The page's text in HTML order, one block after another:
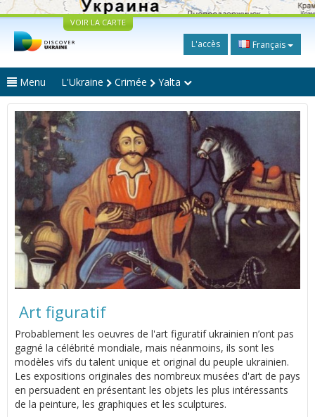
VOIR LA CARTE
L'accès Français
Menu L'Ukraine Crimée Yalta
Art figuratif
Probablement les oeuvres de l'art figuratif ukrainien n’ont pas
gagné la célébrité mondiale, mais néanmoins, ils sont les
modèles vifs du talent unique et original du peuple ukrainien.
Les expositions originales des nombreux musées d'art de pays
en persuadent en présentant les objets les plus intéressants
de la peinture, les graphiques et les sculptures.